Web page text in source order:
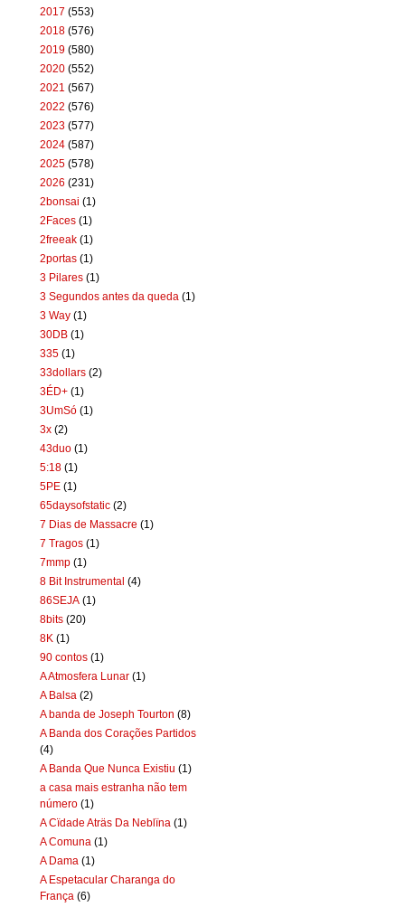
2017 (553)
2018 (576)
2019 (580)
2020 (552)
2021 (567)
2022 (576)
2023 (577)
2024 (587)
2025 (578)
2026 (231)
2bonsai (1)
2Faces (1)
2freeak (1)
2portas (1)
3 Pilares (1)
3 Segundos antes da queda (1)
3 Way (1)
30DB (1)
335 (1)
33dollars (2)
3ÉD+ (1)
3UmSó (1)
3x (2)
43duo (1)
5:18 (1)
5PE (1)
65daysofstatic (2)
7 Dias de Massacre (1)
7 Tragos (1)
7mmp (1)
8 Bit Instrumental (4)
86SEJA (1)
8bits (20)
8K (1)
90 contos (1)
A Atmosfera Lunar (1)
A Balsa (2)
A banda de Joseph Tourton (8)
A Banda dos Corações Partidos
(4)
A Banda Que Nunca Existiu (1)
a casa mais estranha não tem
número (1)
A Cïdade Aträs Da Neblïna (1)
A Comuna (1)
A Dama (1)
A Espetacular Charanga do
França (6)